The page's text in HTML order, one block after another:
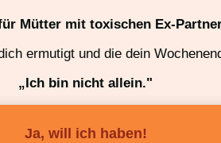
Mütter mit toxischen Ex-
ermutigt und die dein
„Ich bin nicht allein."
Ja, will ich haben!